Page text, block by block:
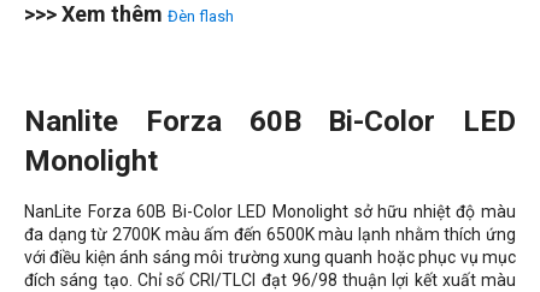
>>> Xem thêm Đèn flash
Nanlite Forza 60B Bi-Color LED
Monolight
NanLite Forza 60B Bi-Color LED Monolight sở hữu nhiệt độ màu
đa dạng từ 2700K màu ấm đến 6500K màu lạnh nhằm thích ứng
với điều kiện ánh sáng môi trường xung quanh hoặc phục vụ mục
đích sáng tạo. Chỉ số CRI/TLCI đạt 96/98 thuận lợi kết xuất màu